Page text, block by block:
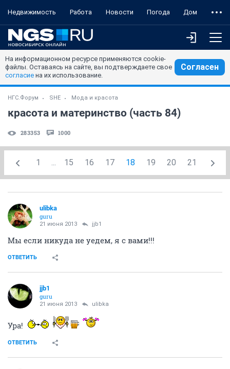
Недвижимость Работа Новости Погода Дом
На информационном ресурсе применяются cookie-
файлы. Оставаясь на сайте, вы подтверждаете свое
согласие на их использование.
Согласен
НГС.Форум SHE Мода и красота
красота и материнство (часть 84)
283353 1000
1 ... 15 16 17 18 19 20 21
ulibka
guru
21 июня 2013 jjb1
Мы если никуда не уедем, я с вами!!!
ОТВЕТИТЬ
jjb1
guru
21 июня 2013 ulibka
Ура!
ОТВЕТИТЬ